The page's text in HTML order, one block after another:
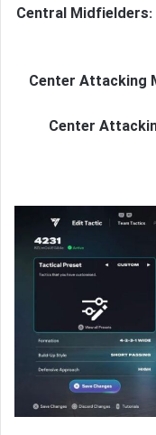
Central Midfielders:
Center Attacking
Center